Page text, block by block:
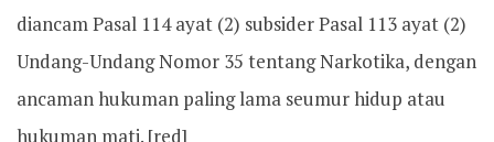
diancam Pasal 114 ayat (2) subsider Pasal 113 ayat (2)
Undang-Undang Nomor 35 tentang Narkotika, dengan
ancaman hukuman paling lama seumur hidup atau
hukuman mati. [red]